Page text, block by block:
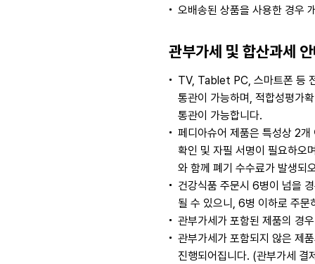
오배송된 상품을 사용한 경우
관부가세 및 합산과세
TV, Tablet PC, 스마트폰 등
통관이 가능하며, 적합성평가
통관이 가능합니다.
페디아슈어 제품은 특성상 2
확인 및 자필 서명이 필요하오
와 함께 폐기 수수료가 발생되
건강식품 주문시 6병이 넘을
될 수 있으니, 6병 이하로 주문
관부가세가 포함된 제품의 경
관부가세가 포함되지 않은 제
진행되어집니다. (관부가세 결